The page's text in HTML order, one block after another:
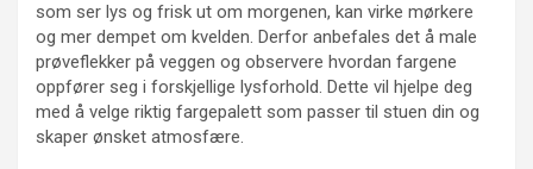
som ser lys og frisk ut om morgenen, kan virke mørkere
og mer dempet om kvelden. Derfor anbefales det å male
prøveflekker på veggen og observere hvordan fargene
oppfører seg i forskjellige lysforhold. Dette vil hjelpe deg
med å velge riktig fargepalett som passer til stuen din og
skaper ønsket atmosfære.